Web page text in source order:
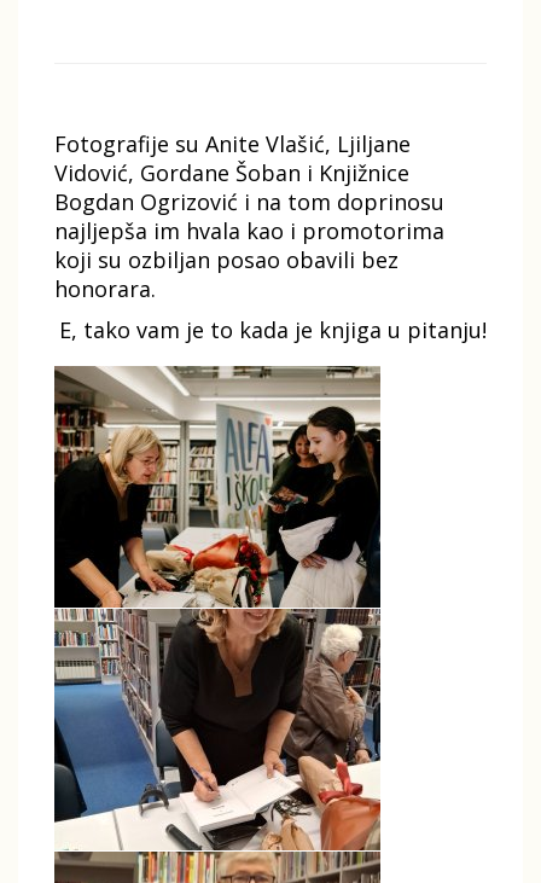
Fotografije su Anite Vlašić, Ljiljane
Vidović, Gordane Šoban i Knjižnice
Bogdan Ogrizović i na tom doprinosu
najljepša im hvala kao i promotorima
koji su ozbiljan posao obavili bez
honorara.
E, tako vam je to kada je knjiga u pitanju!